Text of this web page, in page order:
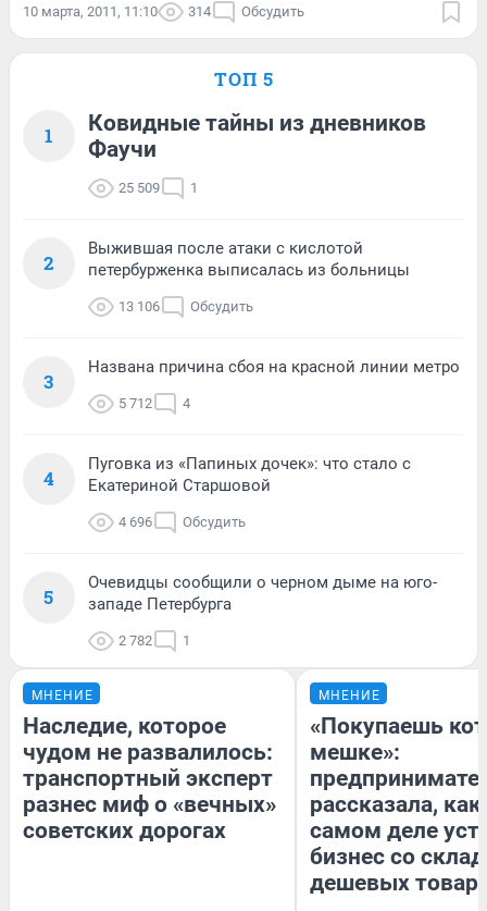
10 марта, 2011, 11:10 314 Обсудить
ТОП 5
1
Ковидные тайны из дневников
Фаучи
25 509 1
2
Выжившая после атаки с кислотой
петербурженка выписалась из больницы
13 106 Обсудить
3
Названа причина сбоя на красной линии метро
5 712 4
4
Пуговка из «Папиных дочек»: что стало с
Екатериной Старшовой
4 696 Обсудить
5
Очевидцы сообщили о черном дыме на юго-
западе Петербурга
2 782 1
МНЕНИЕ
Наследие, которое
чудом не развалилось:
транспортный эксперт
разнес миф о «вечных»
советских дорогах
МНЕНИЕ
«Покупаешь
мешке»:
рассказала, как
самом деле
бизнес со
дешевых